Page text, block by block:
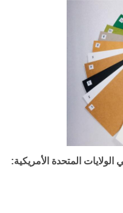
المتحدة الأمريكية: